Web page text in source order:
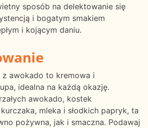
sposób na delektowanie się
i bogatym smakiem
i kojącym daniu.
z awokado to kremowa i
idealna na każdą okazję.
awokado, kostek
mleka i słodkich papryk, ta
pożywna, jak i smaczna. Podawaj